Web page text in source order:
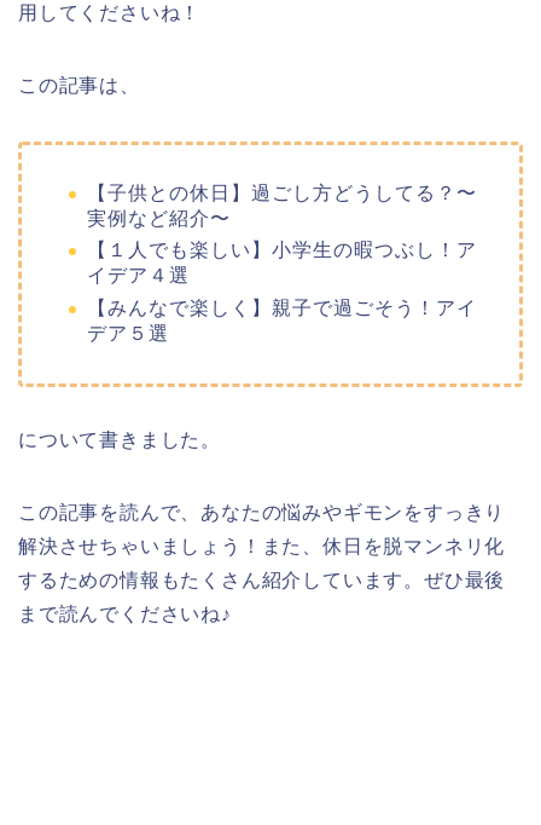
用してくださいね！
この記事は、
【子供との休日】過ごし方どうしてる？〜
実例など紹介〜
【１人でも楽しい】小学生の暇つぶし！ア
イデア４選
【みんなで楽しく】親子で過ごそう！アイ
デア５選
について書きました。
この記事を読んで、あなたの悩みやギモンをすっきり
解決させちゃいましょう！また、休日を脱マンネリ化
するための情報もたくさん紹介しています。ぜひ最後
まで読んでくださいね♪